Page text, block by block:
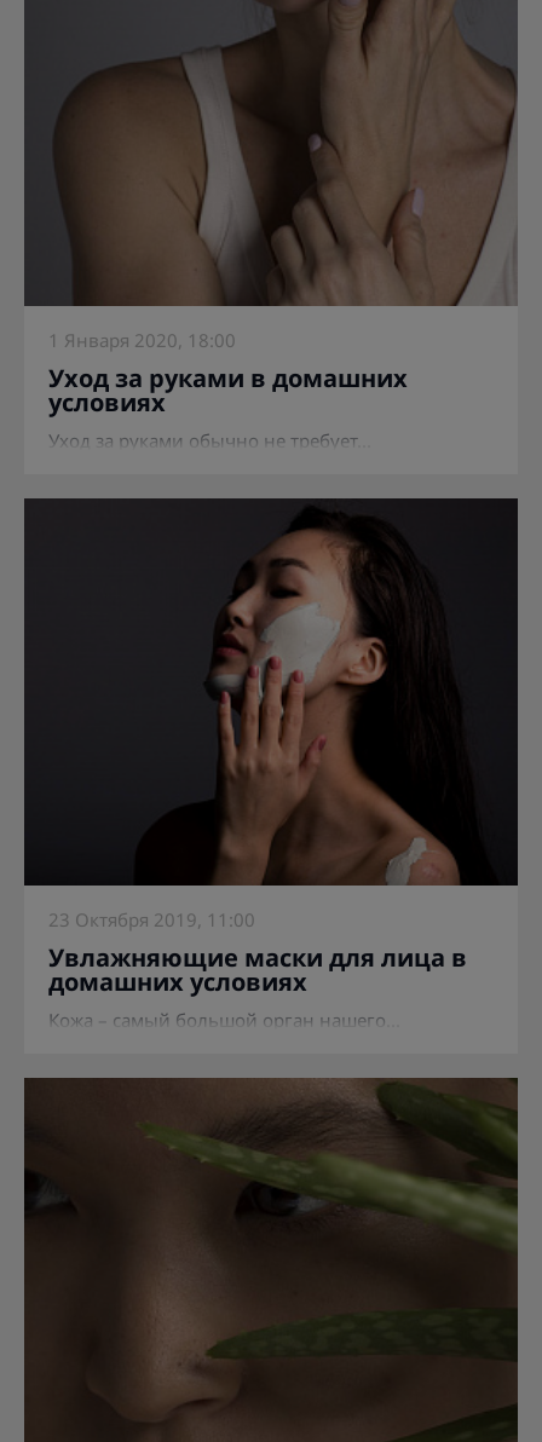
1 Января 2020, 18:00
Уход за руками в домашних
условиях
Уход за руками обычно не требует...
23 Октября 2019, 11:00
Увлажняющие маски для лица в
домашних условиях
Кожа – самый большой орган нашего...